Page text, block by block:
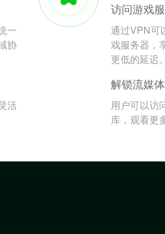
一
协
活
访问游戏
通过VPN可
戏服务器，
更低的延迟。
解锁流媒
用户可以访
库，观看更